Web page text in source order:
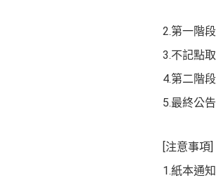
2.第一階
3.不記點
4.第二階
5.最終公
[注意事項]
1.紙本通